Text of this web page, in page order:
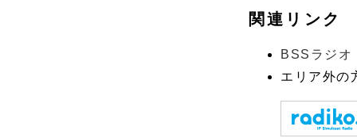
関連リンク
BSSラジオ
エリア外の